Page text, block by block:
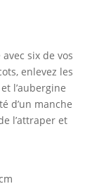
six de vos
enlevez les
l’aubergine
d’un manche
l’attraper et